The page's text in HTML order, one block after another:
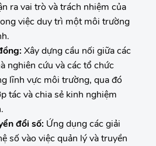
ra vai trò và trách nhiệm của
việc duy trì một môi trường
Xây dựng cầu nối giữa các
nghiên cứu và các tổ chức
lĩnh vực môi trường, qua đó
tác và chia sẻ kinh nghiệm
đổi số: Ứng dụng các giải
số vào việc quản lý và truyền